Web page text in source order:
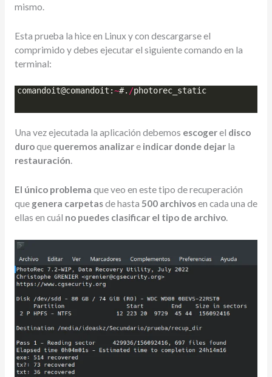
mismo.
Esta prueba la hice en Linux y con descargarse el
comprimido y debes ejecutar el siguiente comando en la
terminal:
comandoit@comandoit :~#. /photorec_static
Una vez ejecutada la aplicación debemos escogerel disco
duroque queremos analizare indicar donde dejarla
restauración.
El único problema que veo en este tipo de recuperación
que genera carpetasde hasta 500 archivosen cada una de
ellas en cuál no puedes clasificar el tipo de archivo.